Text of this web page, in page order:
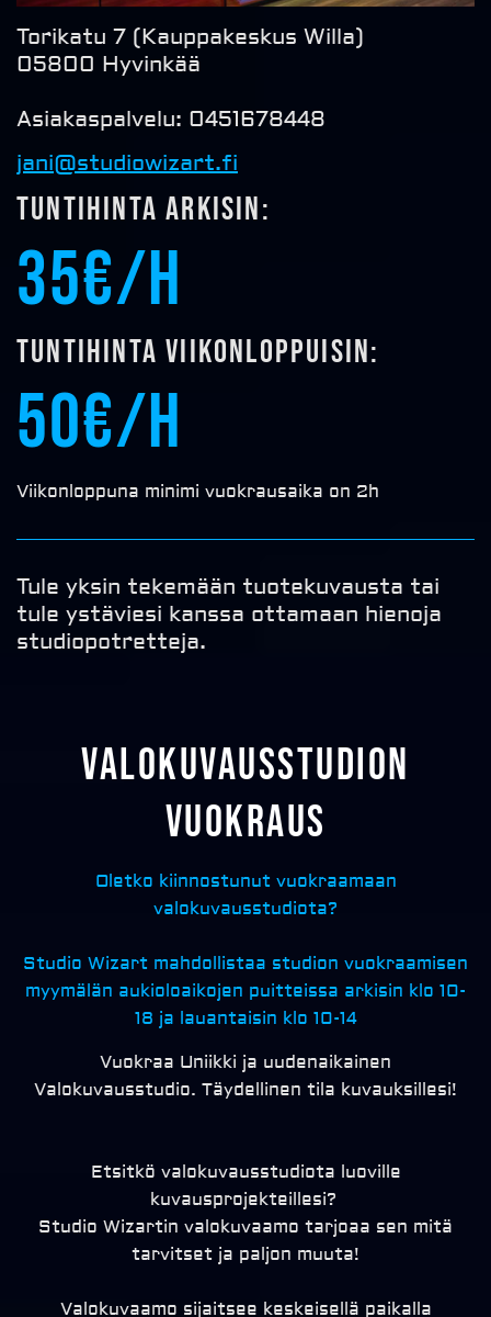
Valokuvausstudion
vuokraus
Oletko kiinnostunut vuokraamaan
valokuvausstudiota?
Studio Wizart mahdollistaa studion vuokraamisen
myymälän aukioloaikojen puitteissa arkisin klo 10-
18 ja lauantaisin klo 10-14
Vuokraa Uniikki ja uudenaikainen
Valokuvausstudio. Täydellinen tila kuvauksillesi!
Etsitkö valokuvausstudiota luoville
kuvausprojekteillesi?
Studio Wizartin valokuvaamo tarjoaa sen mitä
tarvitset ja paljon muuta!
Valokuvaamo sijaitsee keskeisellä paikalla
Torikatu 7 (Kauppakeskus Willa)
05800 Hyvinkää
Asiakaspalvelu: 0451678448
jani@studiowizart.fi
Tuntihinta arkisin:
35€/h
Tuntihinta viikonloppuisin:
50€/h
Viikonloppuna minimi vuokrausaika on 2h
Tule yksin tekemään tuotekuvausta tai
tule ystäviesi kanssa ottamaan hienoja
studiopotretteja.